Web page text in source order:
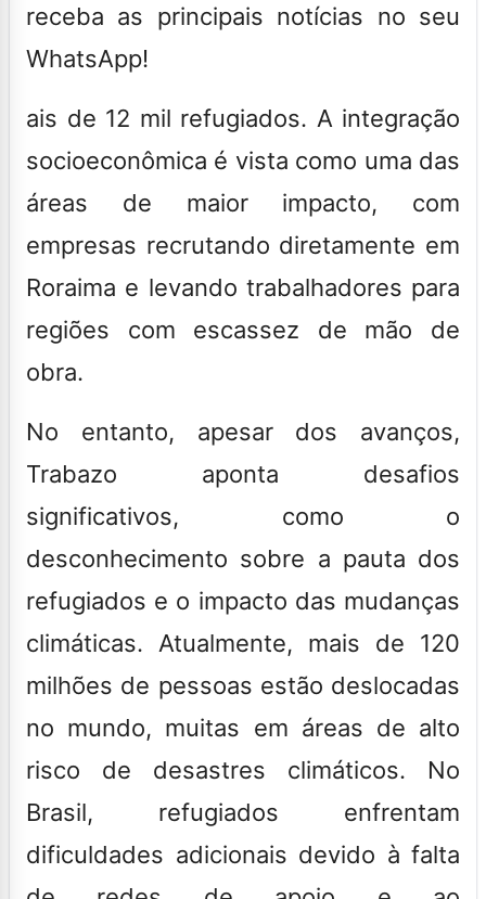
receba as principais notícias no seu
WhatsApp!
ais de 12 mil refugiados. A integração
socioeconômica é vista como uma das
áreas de maior impacto, com
empresas recrutando diretamente em
Roraima e levando trabalhadores para
regiões com escassez de mão de
obra.
No entanto, apesar dos avanços,
Trabazo aponta desafios
significativos, como o
desconhecimento sobre a pauta dos
refugiados e o impacto das mudanças
climáticas. Atualmente, mais de 120
milhões de pessoas estão deslocadas
no mundo, muitas em áreas de alto
risco de desastres climáticos. No
Brasil, refugiados enfrentam
dificuldades adicionais devido à falta